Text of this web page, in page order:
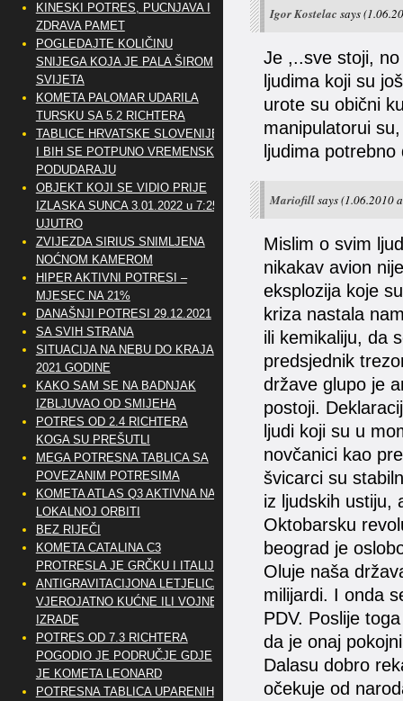
Igor Kostelac says
Je ,..sve stoji,
ljudima koji su
urote su obični
manipulatorui
ljudima
Mariofillsays(1.06.2010
Mislim o svim
nikakav avion
eksplozija koje
kriza nastala
ili kemikaliju, da
predsjednik
države glupo je
postoji.
ljudi koji su u
novčanici kao
švicarci su
iz ljudskih ustiju,
Oktobarsku
beograd je
Oluje naša
milijardi. I onda
PDV. Poslije
da je onaj
Dalasu dobro
očekuje od
KINESKI POTRES, PUCNJAVA I
ZDRAVA PAMET
POGLEDAJTE KOLIČINU
SNIJEGA KOJA JE PALA ŠIROM
SVIJETA
KOMETA PALOMAR UDARILA
TURSKU SA 5.2 RICHTERA
TABLICE HRVATSKE SLOVENIJE
I BIH SE POTPUNO VREMENSKI
PODUDARAJU
OBJEKT KOJI SE VIDIO PRIJE
IZLASKA SUNCA 3.01.2022 u 7:25
UJUTRO
ZVIJEZDA SIRIUS SNIMLJENA
NOĆNOM KAMEROM
HIPER AKTIVNI POTRESI –
MJESEC NA 21%
DANAŠNJI POTRESI 29.12.2021
SA SVIH STRANA
SITUACIJA NA NEBU DO KRAJA
2021 GODINE
KAKO SAM SE NA BADNJAK
IZBLJUVAO OD SMIJEHA
POTRES OD 2.4 RICHTERA
KOGA SU PREŠUTLI
MEGA POTRESNA TABLICA SA
POVEZANIM POTRESIMA
KOMETA ATLAS Q3 AKTIVNA NA
LOKALNOJ ORBITI
BEZ RIJEČI
KOMETA CATALINA C3
PROTRESLA JE GRČKU I ITALIJU
ANTIGRAVITACIJONA LETJELICA
VJEROJATNO KUĆNE ILI VOJNE
IZRADE
POTRES OD 7.3 RICHTERA
POGODIO JE PODRUČJE GDJE
JE KOMETA LEONARD
POTRESNA TABLICA UPARENIH